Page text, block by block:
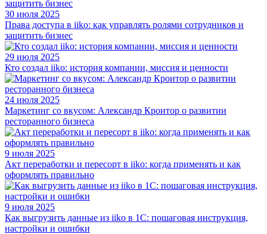
30 июля 2025
Права доступа в iiko: как управлять ролями сотрудников и
защитить бизнес
29 июля 2025
Кто создал iiko: история компании, миссия и ценности
24 июля 2025
Маркетинг со вкусом: Александр Кроитор о развитии
ресторанного бизнеса
9 июля 2025
Акт переработки и пересорт в iiko: когда применять и как
оформлять правильно
9 июля 2025
Как выгрузить данные из iiko в 1С: пошаговая инструкция,
настройки и ошибки